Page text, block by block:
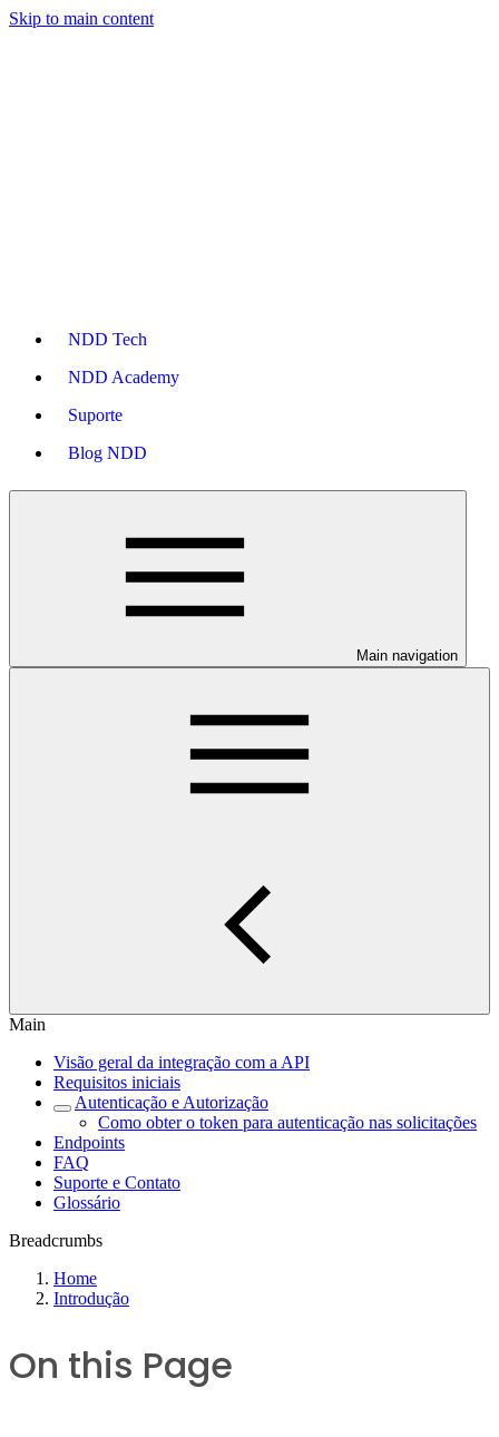
Skip to main content
NDD Tech
NDD Academy
Suporte
Blog NDD
Main navigation
Main
Visão geral da integração com a API
Requisitos iniciais
Autenticação e Autorização
Como obter o token para autenticação nas solicitações
Endpoints
FAQ
Suporte e Contato
Glossário
Breadcrumbs
Home
Introdução
On this Page